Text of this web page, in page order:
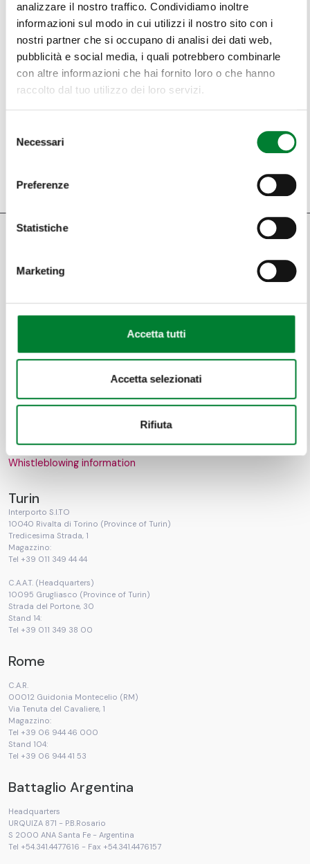
analizzare il nostro traffico. Condividiamo inoltre
informazioni sul modo in cui utilizzi il nostro sito con i
nostri partner che si occupano di analisi dei dati web,
pubblicità e social media, i quali potrebbero combinarle
con altre informazioni che hai fornito loro o che hanno
raccolto dal tuo utilizzo dei loro servizi.
delNecessari
Preferenze
Statistiche
Marketing
Accetta tutti
Accetta selezionati
Rifiuta
Conduct Criteria
Data protection information
Whistleblowing information
Turin
Interporto S.I.TO
10040 Rivalta di Torino (Province of Turin)
Tredicesima Strada, 1
Magazzino:
Tel +39 011 349 44 44
C.A.A.T. (Headquarters)
10095 Grugliasco (Province of Turin)
Strada del Portone, 30
Stand 14:
Tel +39 011 349 38 00
Rome
C.A.R.
00012 Guidonia Montecelio (RM)
Via Tenuta del Cavaliere, 1
Magazzino:
Tel +39 06 944 46 000
Stand 104:
Tel +39 06 944 41 53
Battaglio Argentina
Headquarters
URQUIZA 871 - P.B.Rosario
S 2000 ANA Santa Fe - Argentina
Tel +54.341.4477616 - Fax +54.341.4476157